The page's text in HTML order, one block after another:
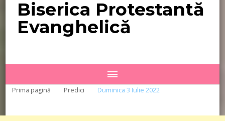
Biserica Protestantă
Evanghelică
Prima pagină Predici Duminica 3 Iulie 2022